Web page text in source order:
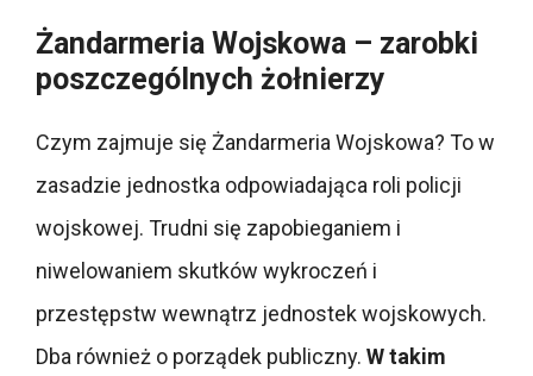
Żandarmeria Wojskowa – zarobki
poszczególnych żołnierzy
Czym zajmuje się Żandarmeria Wojskowa? To w
zasadzie jednostka odpowiadająca roli policji
wojskowej. Trudni się zapobieganiem i
niwelowaniem skutków wykroczeń i
przestępstw wewnątrz jednostek wojskowych.
Dba również o porządek publiczny. W takim